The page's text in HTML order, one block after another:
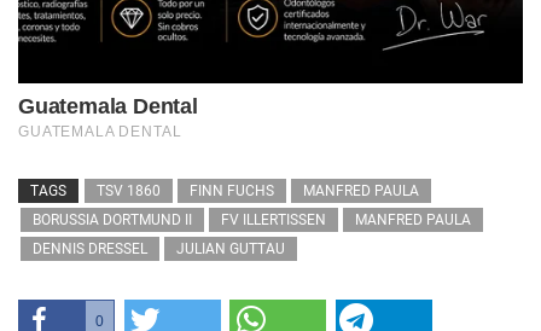
TAGS TSV 1860 FINN FUCHS
MANFRED PAULA
BORUSSIA DORTMUND II
FV ILLERTISSEN
MANFRED PAULA
DENNIS DRESSEL
JULIAN GUTTAU
0